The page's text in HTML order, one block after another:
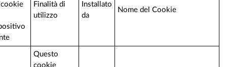
Nome del Cookie
Installato
Finalità di
utilizzo
del cookie
dispositivo
utente
Questo
cookie